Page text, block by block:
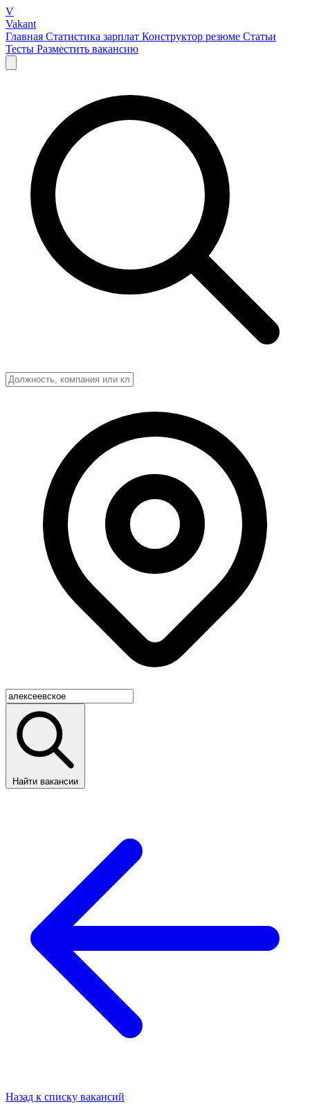
V
Vakant
Главная Статистика зарплат Конструктор резюме Статьи
Тесты Разместить вакансию
Найти вакансии
Назад к списку вакансий